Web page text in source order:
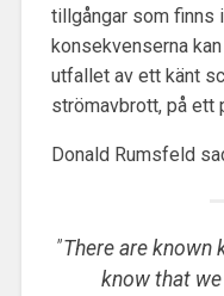
tillgångar som finns
konsekvenserna
utfallet av ett känt
strömavbrott, på ett
Donald Rumsfeld
”There are known
know that